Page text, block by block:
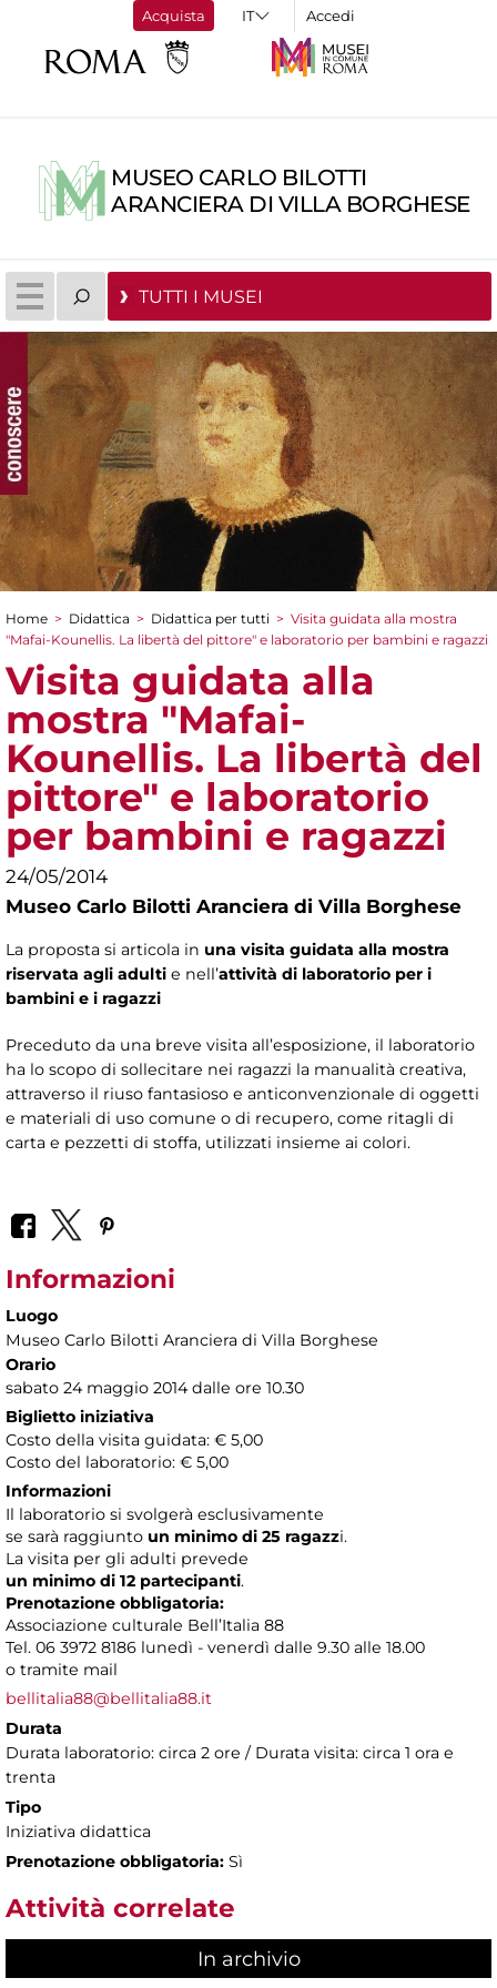
Acquista Accedi
MUSEO CARLO BILOTTI
ARANCIERA DI VILLA BORGHESE
TUTTI I MUSEI
Tu sei qui
Home > Didattica > Didattica per tutti > Visita guidata alla mostra
"Mafai-Kounellis. La libertà del pittore" e laboratorio per bambini e ragazzi
Visita guidata alla
mostra "Mafai-
Kounellis. La libertà del
pittore" e laboratorio
per bambini e ragazzi
24/05/2014
Museo Carlo Bilotti Aranciera di Villa Borghese
La proposta si articola in una visita guidata alla mostra
riservata agli adulti e nell’attività di laboratorio per i
bambini e i ragazzi
Preceduto da una breve visita all’esposizione, il laboratorio
ha lo scopo di sollecitare nei ragazzi la manualità creativa,
attraverso il riuso fantasioso e anticonvenzionale di oggetti
e materiali di uso comune o di recupero, come ritagli di
carta e pezzetti di stoffa, utilizzati insieme ai colori.
Informazioni
Luogo
Museo Carlo Bilotti Aranciera di Villa Borghese
Orario
sabato 24 maggio 2014 dalle ore 10.30
Biglietto iniziativa
Costo della visita guidata: € 5,00
Costo del laboratorio: € 5,00
Informazioni
Il laboratorio si svolgerà esclusivamente
se sarà raggiunto un minimo di 25 ragazzi.
La visita per gli adulti prevede
un minimo di 12 partecipanti.
Prenotazione obbligatoria:
Associazione culturale Bell’Italia 88
Tel. 06 3972 8186 lunedì - venerdì dalle 9.30 alle 18.00
o tramite mail
bellitalia88@bellitalia88.it
Durata
Durata laboratorio: circa 2 ore / Durata visita: circa 1 ora e
trenta
Tipo
Iniziativa didattica
Prenotazione obbligatoria: Sì
Attività correlate
In archivio